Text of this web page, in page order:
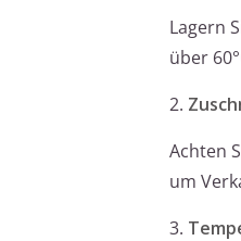
Lagern
über
2.
Achten
um
3.